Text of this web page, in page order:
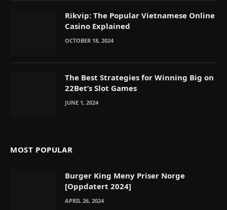
Rikvip: The Popular Vietnamese Online
Casino Explained
OCTOBER 18, 2024
The Best Strategies for Winning Big on
22Bet’s Slot Games
JUNE 1, 2024
MOST POPULAR
Burger King Meny Priser Norge
[Oppdatert 2024]
APRIL 26, 2024